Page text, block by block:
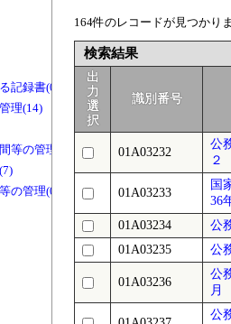
記録書(0)
理(14)
等の管理(27)
の管理(0)
164件のレコードが見つかり
検索結果
出
力
選
択
識別番号
01A03232
公
２
01A03233
国
36
01A03234
公
01A03235
公
01A03236
公
月
公